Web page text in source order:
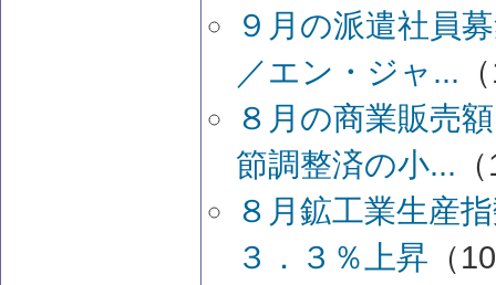
９月の派遣社員
／エン・ジャ...
８月の商業販売
節調整済の小...
８月鉱工業生産
３．３％上昇 （